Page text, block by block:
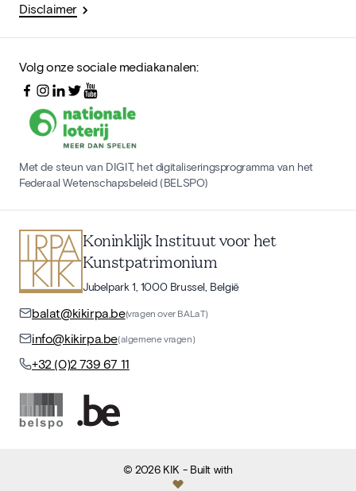
Disclaimer
Volg onze sociale mediakanalen:
Met de steun van DIGIT, het digitaliseringsprogramma van het
Federaal Wetenschapsbeleid (BELSPO)
Koninklijk Instituut voor het
Kunstpatrimonium
Jubelpark 1, 1000 Brussel, België
balat@kikirpa.be(vragen over BALaT)
info@kikirpa.be(algemene vragen)
+32 (0)2 739 67 11
©2026 KIK - Built with